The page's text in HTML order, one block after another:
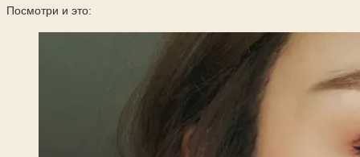
Посмотри и это: